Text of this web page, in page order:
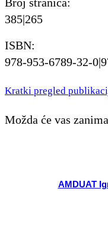
385|265
ISBN:
978-953-6789-32-
Kratki pregled
Možda će vas
AMDUAT